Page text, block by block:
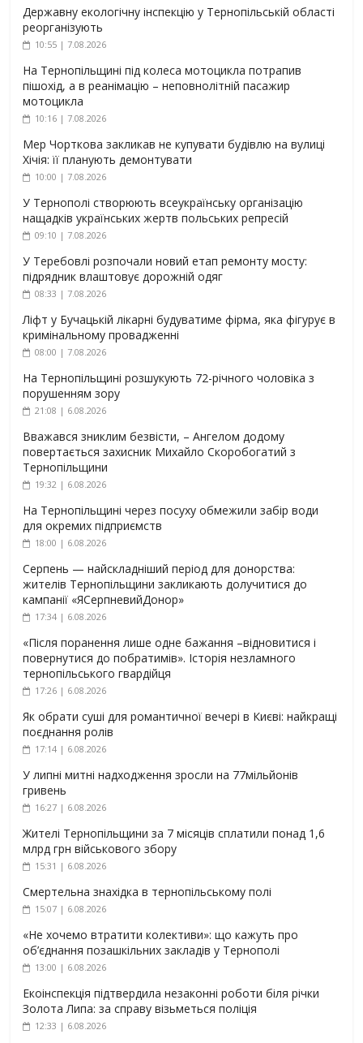
Державну екологічну інспекцію у Тернопільській області
реорганізують
10:55 | 7.08.2026
На Тернопільщині під колеса мотоцикла потрапив
пішохід, а в реанімацію – неповнолітній пасажир
мотоцикла
10:16 | 7.08.2026
Мер Чорткова закликав не купувати будівлю на вулиці
Хічія: її планують демонтувати
10:00 | 7.08.2026
У Тернополі створюють всеукраїнську організацію
нащадків українських жертв польських репресій
09:10 | 7.08.2026
У Теребовлі розпочали новий етап ремонту мосту:
підрядник влаштовує дорожній одяг
08:33 | 7.08.2026
Ліфт у Бучацькій лікарні будуватиме фірма, яка фігурує в
кримінальному провадженні
08:00 | 7.08.2026
На Тернопільщині розшукують 72-річного чоловіка з
порушенням зору
21:08 | 6.08.2026
Вважався зниклим безвісти, – Ангелом додому
повертається захисник Михайло Скоробогатий з
Тернопільщини
19:32 | 6.08.2026
На Тернопільщині через посуху обмежили забір води
для окремих підприємств
18:00 | 6.08.2026
Серпень — найскладніший період для донорства:
жителів Тернопільщини закликають долучитися до
кампанії «ЯСерпневийДонор»
17:34 | 6.08.2026
«Після поранення лише одне бажання –відновитися і
повернутися до побратимів». Історія незламного
тернопільського гвардійця
17:26 | 6.08.2026
Як обрати суші для романтичної вечері в Києві: найкращі
поєднання ролів
17:14 | 6.08.2026
У липні митні надходження зросли на 77мільйонів
гривень
16:27 | 6.08.2026
Жителі Тернопільщини за 7 місяців сплатили понад 1,6
млрд грн військового збору
15:31 | 6.08.2026
Смертельна знахідка в тернопільському полі
15:07 | 6.08.2026
«Не хочемо втратити колективи»: що кажуть про
об’єднання позашкільних закладів у Тернополі
13:00 | 6.08.2026
Екоінспекція підтвердила незаконні роботи біля річки
Золота Липа: за справу візьметься поліція
12:33 | 6.08.2026